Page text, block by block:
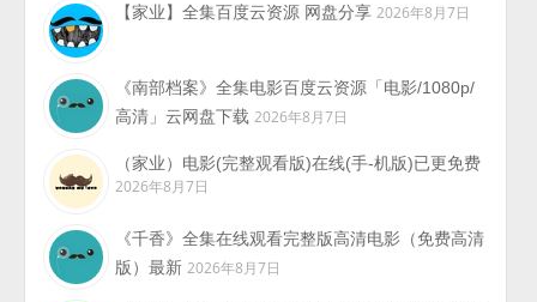
【家业】全集百度云资源 网盘分享 2026年8月7日
《南部档案》全集电影百度云资源「电影/1080p/
高清」云网盘下载 2026年8月7日
（家业）电影(完整观看版)在线(手-机版)已更免费
2026年8月7日
《千香》全集在线观看完整版高清电影（免费高清
版）最新 2026年8月7日